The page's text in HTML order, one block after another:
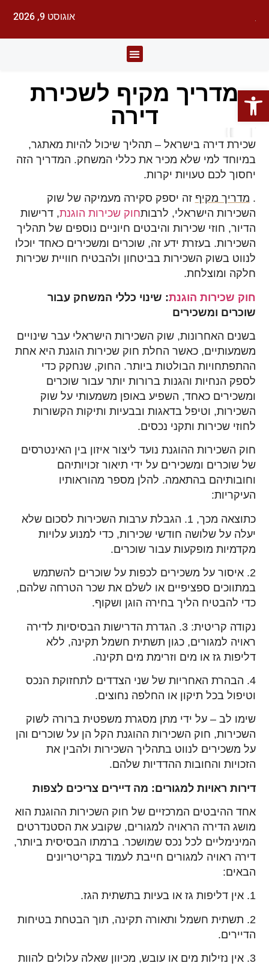
אוגוסט 9, 2026
מדריך מקיף לשכירת
דירה
שכירת דירה בישראל – תהליך שיכול להיות מאתגר,
במיוחד למי שלא מכיר את כללי המשחק. המדריך הזה
יחסוך לכם טעויות יקרות.
. מדריך מקיף זה יספק סקירה מעמיקה של שוק
השכירות הישראלי, לרבותחוק שכירות הוגנת, דרישות
הדיור, חוזי שכירות והיבטים חיוניים נוספים של תהליך
השכירות. בעזרת ידע זה, שוכרים ומשכירים כאחד יוכלו
לנווט בשוק השכירות בביטחון ולהבטיח חוויית שכירות
חלקה ומוצלחת.
חוק שכירות הוגנת: שינוי כללי המשחק עבור
שוכרים ומשכירים
בשנים האחרונות, שוק השכירות הישראלי עבר שינויים
משמעותיים, כאשר החלת חוק שכירות הוגנת היא אחת
ההתפתחויות הבולטות ביותר. החוק, שנחקק כדי
לספק הנחיות והגנות ברורות יותר עבור שוכרים
ומשכירים כאחד, השפיע באופן משמעותי על שוק
השכירות, וטיפל בדאגות ובבעיות ותיקות הקשורות
לחוזי שכירות ותקני נכסים.
חוק השכירות ההוגנת נועד ליצור איזון בין האינטרסים
של שוכרים ומשכירים על ידי תיאור זכויותיהם
וחובותיהם בהתאמה. להלן מספר מהוראותיו
העיקריות:
כתוצאה מכך, 1. הגבלת ערבות השכירות לסכום שלא
יעלה על שלושה חודשי שכירות, כדי למנוע עלויות
מקדמיות מופקעות עבור שוכרים.
2. איסור על משכירים לכפות על שוכרים להשתמש
במתווכים ספציפיים או לשלם את שכר הטרחה שלהם,
כדי להבטיח הליך בחירה הוגן ושקוף.
נקודה קריטית: 3. הגדרת הדרישות הבסיסיות לדירה
ראויה למגורים, כגון תשתית חשמל תקינה, ללא
דליפות גז או מים וזרימת מים תקינה.
4. הבהרת האחריות של שני הצדדים לתחזוקת הנכס
וטיפול בכל תיקון או החלפה נחוצים.
שימו לב – על ידי מתן מסגרת משפטית ברורה לשוק
השכירות, חוק השכירות ההוגנת הקל הן על שוכרים והן
על משכירים לנווט בתהליך השכירות ולהבין את
הזכויות והחובות ההדדיות שלהם.
דירות ראויות למגורים: מה דיירים צריכים לצפות
אחד ההיבטים המרכזיים של חוק השכירות ההוגנת הוא
מושג הדירה הראויה למגורים, שקובע את הסטנדרטים
המינימליים לכל נכס שמושכר. ברמתו הבסיסית ביותר,
דירה ראויה למגורים חייבת לעמוד בקריטריונים
הבאים:
1. אין דליפות גז או בעיות בתשתית הגז.
2. תשתית חשמל ותאורה תקינה, תוך הבטחת בטיחות
הדיירים.
3. אין נזילות מים או עובש, מכיוון שאלה עלולים להוות
פתח סרגל נגישות